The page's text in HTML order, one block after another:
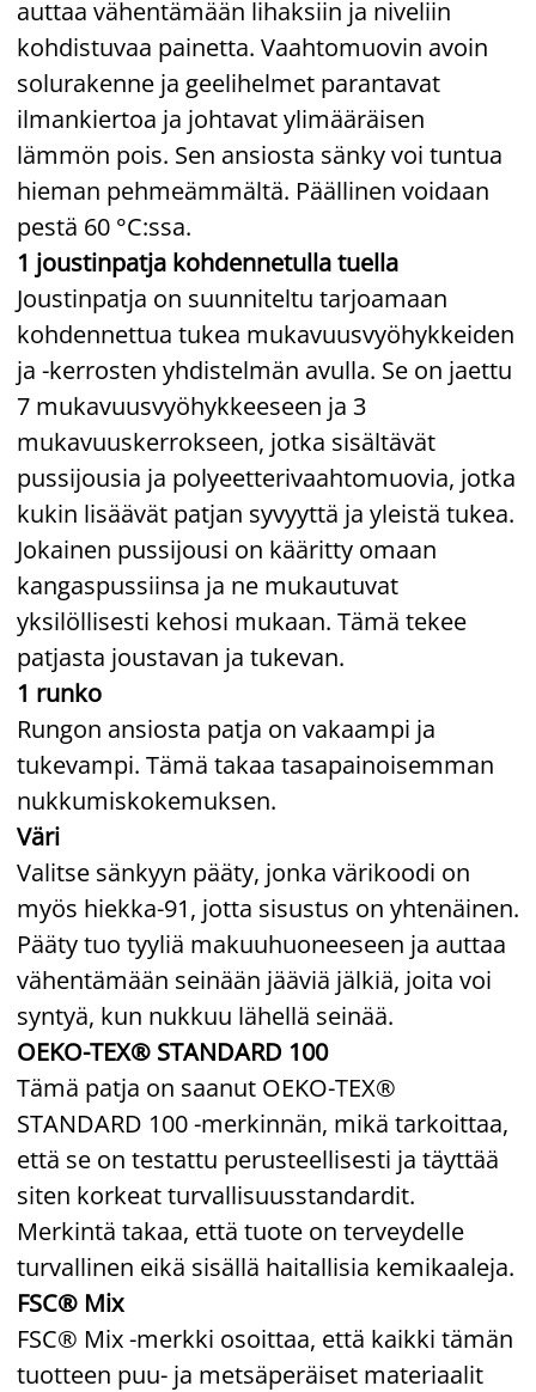
auttaa vähentämään lihaksiin ja niveliin
kohdistuvaa painetta. Vaahtomuovin avoin
solurakenne ja geelihelmet parantavat
ilmankiertoa ja johtavat ylimääräisen
lämmön pois. Sen ansiosta sänky voi tuntua
hieman pehmeämmältä. Päällinen voidaan
pestä 60 °C:ssa.
1 joustinpatja kohdennetulla tuella
Joustinpatja on suunniteltu tarjoamaan
kohdennettua tukea mukavuusvyöhykkeiden
ja -kerrosten yhdistelmän avulla. Se on jaettu
7 mukavuusvyöhykkeeseen ja 3
mukavuuskerrokseen, jotka sisältävät
pussijousia ja polyeetterivaahtomuovia, jotka
kukin lisäävät patjan syvyyttä ja yleistä tukea.
Jokainen pussijousi on kääritty omaan
kangaspussiinsa ja ne mukautuvat
yksilöllisesti kehosi mukaan. Tämä tekee
patjasta joustavan ja tukevan.
1 runko
Rungon ansiosta patja on vakaampi ja
tukevampi. Tämä takaa tasapainoisemman
nukkumiskokemuksen.
Väri
Valitse sänkyyn pääty, jonka värikoodi on
myös hiekka-91, jotta sisustus on yhtenäinen.
Pääty tuo tyyliä makuuhuoneeseen ja auttaa
vähentämään seinään jääviä jälkiä, joita voi
syntyä, kun nukkuu lähellä seinää.
OEKO-TEX® STANDARD 100
Tämä patja on saanut OEKO-TEX®
STANDARD 100 -merkinnän, mikä tarkoittaa,
että se on testattu perusteellisesti ja täyttää
siten korkeat turvallisuusstandardit.
Merkintä takaa, että tuote on terveydelle
turvallinen eikä sisällä haitallisia kemikaaleja.
FSC® Mix
FSC® Mix -merkki osoittaa, että kaikki tämän
tuotteen puu- ja metsäperäiset materiaalit